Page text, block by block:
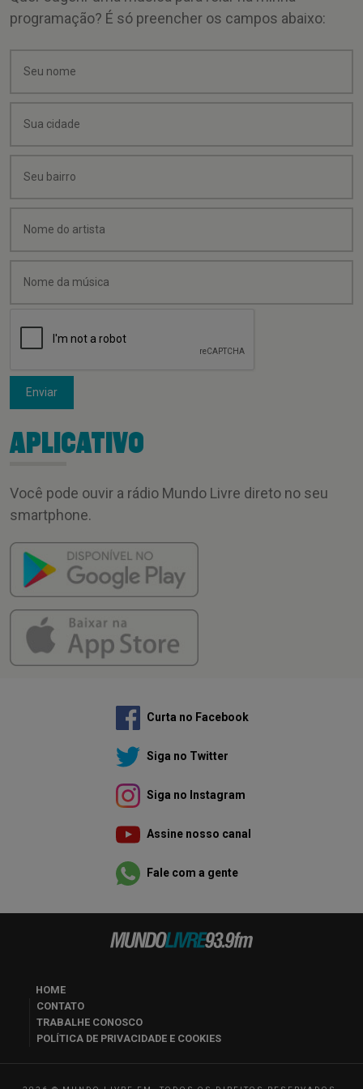
programação? É só preencher os campos abaixo:
Enviar
APLICATIVO
Você pode ouvir a rádio Mundo Livre direto no seu
smartphone.
Curta no Facebook
Siga no Twitter
Siga no Instagram
Assine nosso canal
Fale com a gente
HOME
CONTATO
TRABALHE CONOSCO
POLÍTICA DE PRIVACIDADE E COOKIES